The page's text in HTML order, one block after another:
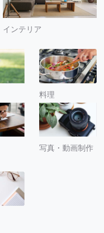
インテリア
料理
写真・動画制作